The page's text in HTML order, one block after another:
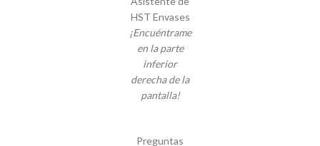
HST Envases
¡Encuéntrame
en la parte
inferior
derecha de la
pantalla!
Preguntas